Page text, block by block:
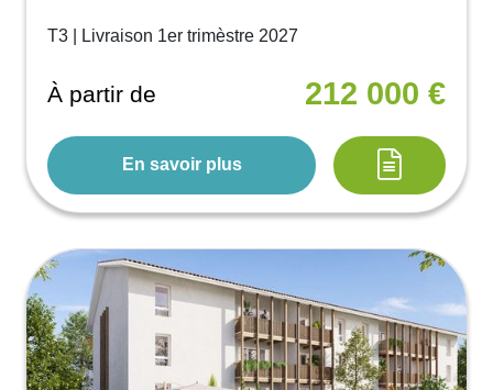
T3 | Livraison 1er trimèstre 2027
À partir de 212 000 €
En savoir plus